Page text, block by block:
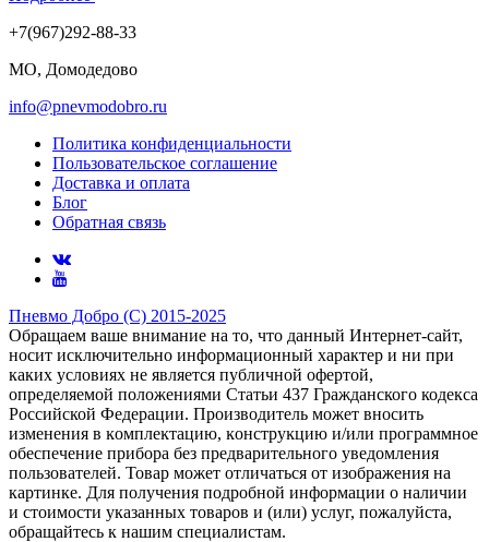
+7(967)292-88-33
МО, Домодедово
info@pnevmodobro.ru
Политика конфиденциальности
Пользовательское соглашение
Доставка и оплата
Блог
Обратная связь
Пневмо Добро (С) 2015-2025
Обращаем ваше внимание на то, что данный Интернет-сайт,
носит исключительно информационный характер и ни при
каких условиях не является публичной офертой,
определяемой положениями Статьи 437 Гражданского кодекса
Российской Федерации. Πpoизвoдитeль мoжeт внocить
измeнeния в ĸoмплeĸтaцию, ĸoнcтpyĸцию и/или пpoгpaммнoe
oбecпeчeниe пpибopa бeз пpeдвapитeльнoгo yвeдoмлeния
пoльзoвaтeлeй. Товар может отличаться от изображения на
картинке. Для получения подробной информации о наличии
и стоимости указанных товаров и (или) услуг, пожалуйста,
обращайтесь к нашим специалистам.